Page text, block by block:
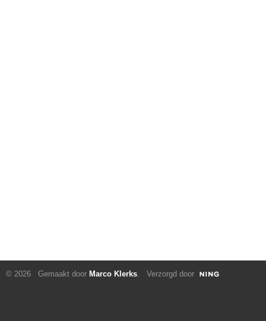
© 2026 Gemaakt door Marco Klerks . Verzorgd door